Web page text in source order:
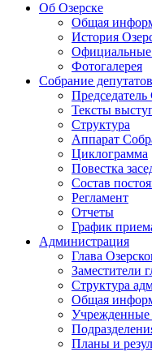
Об Озерске
Общая
История
Фотогалерея
Собрание депутатов
Тексты
Структура
Аппарат
Циклограмма
Повестка
Состав
Регламент
Отчеты
График
Администрация
Глава
Заместители
Структура
Общая
Планы и